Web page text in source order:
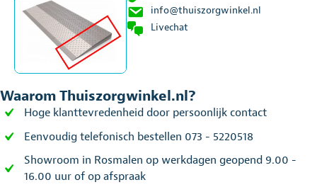
info@thuiszorgwinkel.nl
Livechat
Waarom Thuiszorgwinkel.nl?
Hoge klanttevredenheid door persoonlijk contact
Eenvoudig telefonisch bestellen 073 - 5220518
Showroom in Rosmalen op werkdagen geopend 9.00 -
16.00 uur of op afspraak